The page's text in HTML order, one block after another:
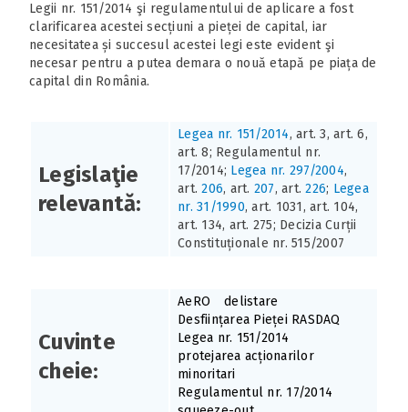
Legii nr. 151/2014 şi regulamentului de aplicare a fost
clarificarea acestei secțiuni a pieței de capital, iar
necesitatea și succesul acestei legi este evident şi
necesar pentru a putea demara o nouă etapă pe piața de
capital din România.
Legislaţie
relevantă:
Legea nr. 151/2014, art. 3, art. 6,
art. 8; Regulamentul nr.
17/2014; Legea nr. 297/2004,
art.206, art. 207, art.226; Legea
nr. 31/1990, art. 1031, art. 104,
art. 134, art. 275; Decizia Curții
Constituționale nr. 515/2007
Cuvinte
cheie:
AeRO
delistare
Desființarea Pieței RASDAQ
Legea nr. 151/2014
protejarea acționarilor
minoritari
Regulamentul nr. 17/2014